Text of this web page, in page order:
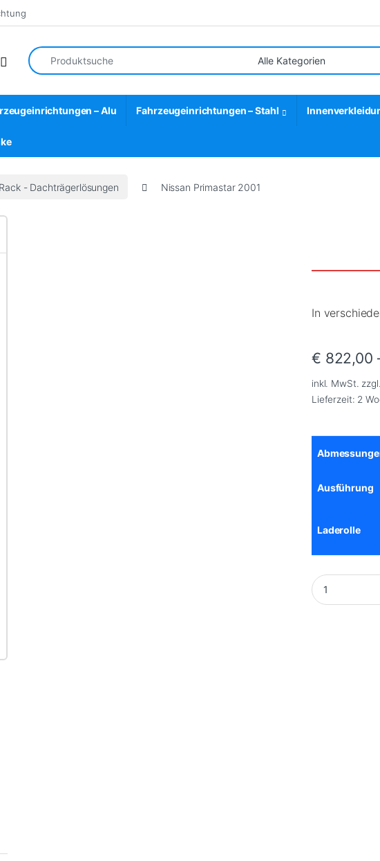
Open
Search for:
– Alu Fahrzeugeinrichtungen – Stahl
- Dachträgerlösungen Nissan Primastar 2001
In
€ 822,00
inkl. MwSt. zzgl.
Lieferzeit: 2
Ausführung
Laderolle
Nissan